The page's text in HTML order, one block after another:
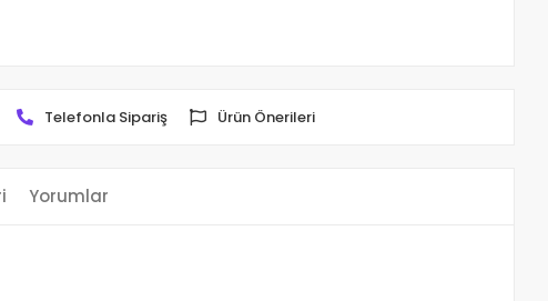
Telefonla Sipariş Ürün Önerileri
Yorumlar